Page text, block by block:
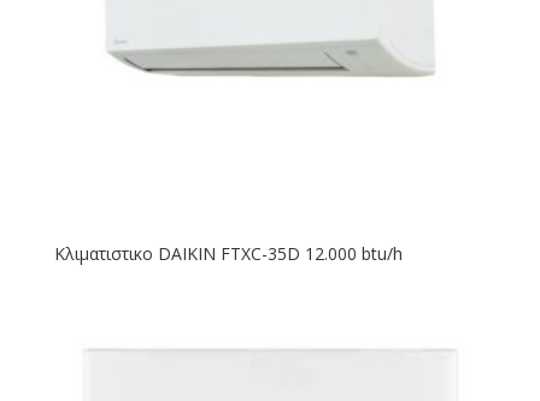
Κλιματιστικο DAIKIN FTXC-35D 12.000 btu/h